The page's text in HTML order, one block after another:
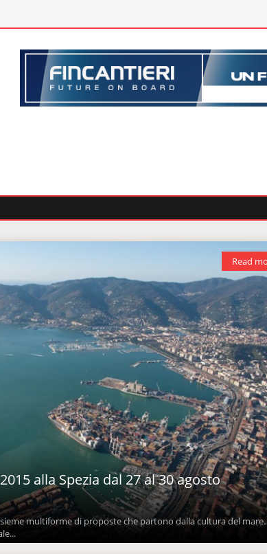
alla Spezia dal 27 al 30 agosto
multiforme di proposte che partono dalla cultura del
Read